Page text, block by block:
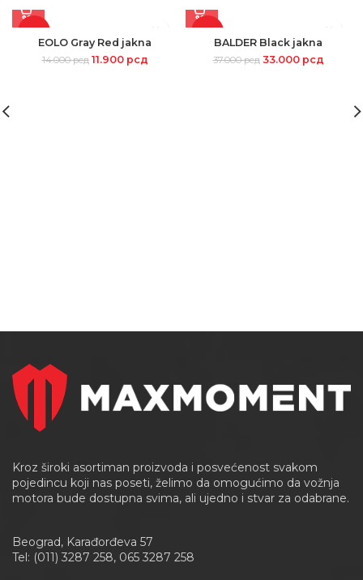
SOLD
EOLO Gray Red jakna
14.000рсд 11.900 рсд
BALDER Black jakna
37.000рсд 33.000 рсд
Kroz široki asortiman proizvoda i posvećenost svakom
pojedincu koji nas poseti, želimo da omogućimo da vožnja
motora bude dostupna svima, ali ujedno i stvar za odabrane.
Beograd, Karađorđeva 57
Tel: (011) 3287 258, 065 3287 258